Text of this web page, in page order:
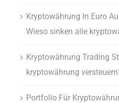
Kryptowährung In Euro
Wieso sinken alle
Kryptowährung Trading
kryptowährung
Portfolio Für